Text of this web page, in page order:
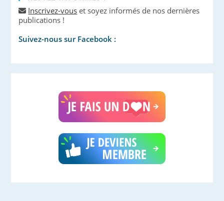
Inscrivez-vous et soyez informés de nos dernières
publications !
Suivez-nous sur Facebook :